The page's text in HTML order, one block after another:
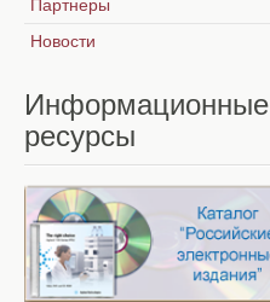
Партнеры
Новости
Информационные
ресурсы